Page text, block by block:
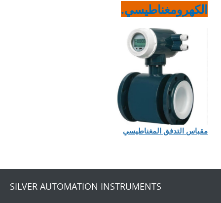
الكهرومغناطيسي.
مقياس التدفق المغناطيسي
SILVER AUTOMATION INSTRUMENTS